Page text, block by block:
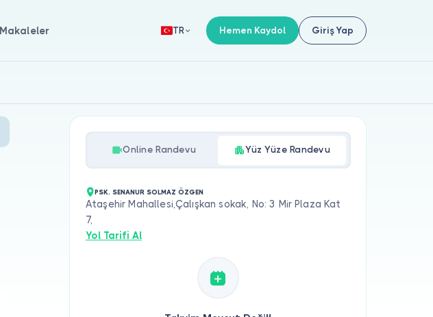
TR Hemen Kaydol Giriş Yap
Online Randevu Yüz Yüze Randevu
PSK. SENANUR SOLMAZ ÖZGEN
Ataşehir Mahallesi,Çalışkan sokak, No: 3 Mir Plaza Kat
7,
Yol Tarifi Al